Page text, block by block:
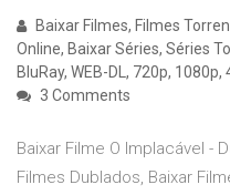
Baixar Filmes, Filmes
Online, Baixar Séries, Séries
BluRay, WEB-DL, 720p, 1080p,
3 Comments
Baixar Filme O Implacável -
Filmes Dublados, Baixar